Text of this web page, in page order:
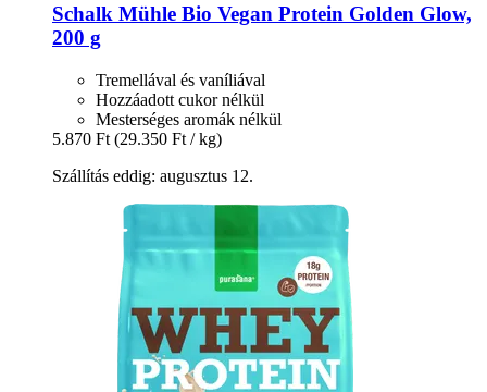
Schalk Mühle Bio Vegan Protein Golden Glow,
200 g
Tremellával és vaníliával
Hozzáadott cukor nélkül
Mesterséges aromák nélkül
5.870 Ft (29.350 Ft / kg)
Szállítás eddig: augusztus 12.